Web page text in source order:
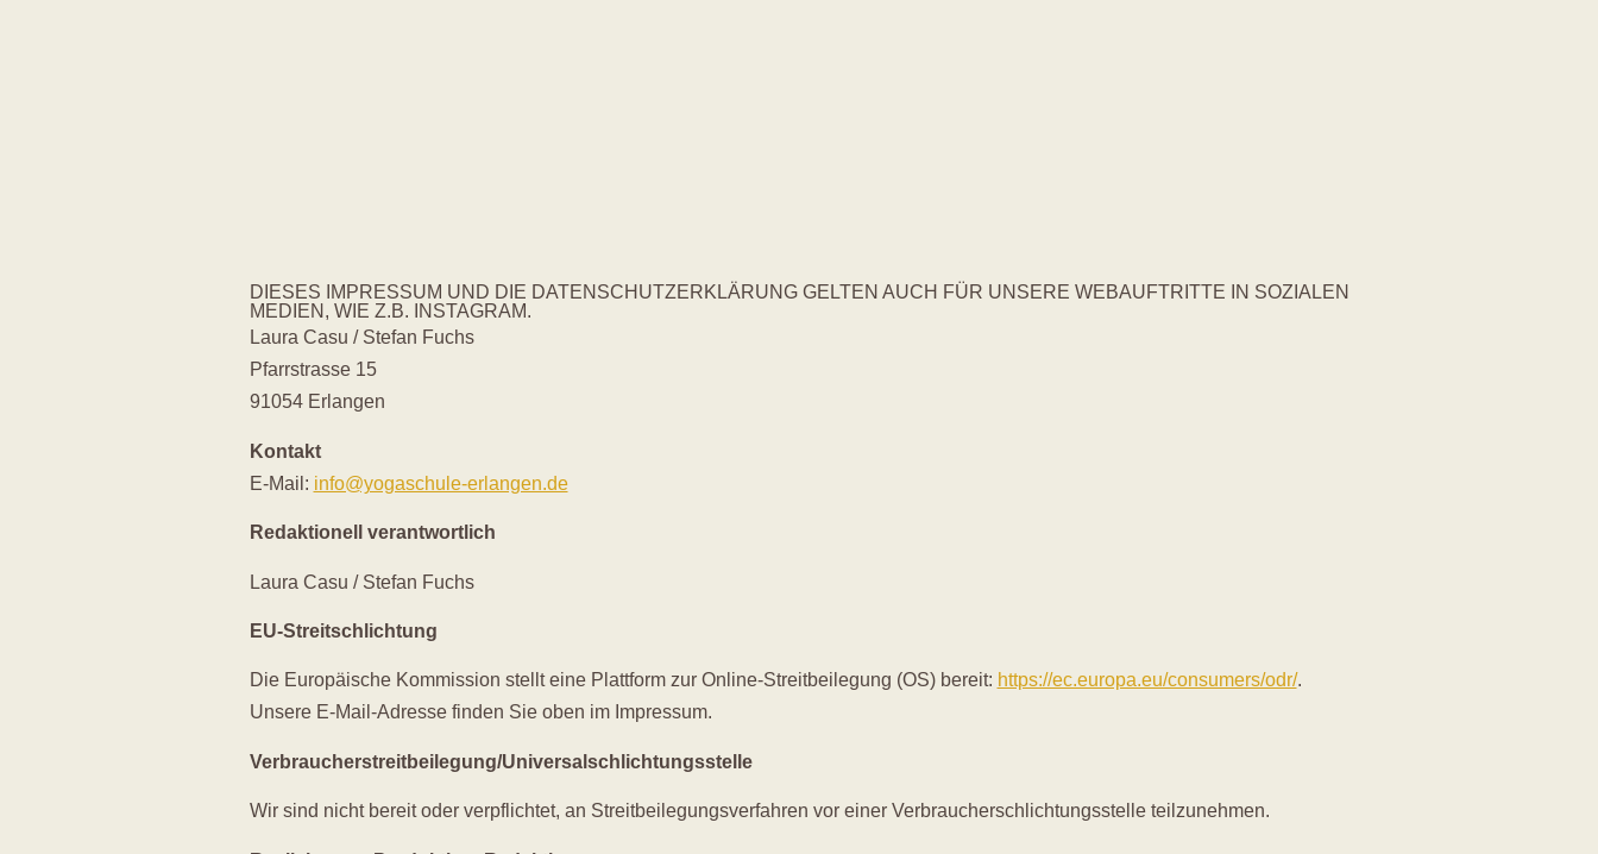
DIESES IMPRESSUM UND DIE DATENSCHUTZERKLÄRUNG GELTEN AUCH FÜR UNSERE WEBAUFTRITTE IN SOZIALEN
MEDIEN, WIE Z.B. INSTAGRAM.
Laura Casu / Stefan Fuchs
Pfarrstrasse 15
91054 Erlangen
Kontakt
E-Mail: info@yogaschule-erlangen.de
Redaktionell verantwortlich
Laura Casu / Stefan Fuchs
EU-Streitschlichtung
Die Europäische Kommission stellt eine Plattform zur Online-Streitbeilegung (OS) bereit: https://ec.europa.eu/consumers/odr/.
Unsere E-Mail-Adresse finden Sie oben im Impressum.
Verbraucher­streit­beilegung/Universal­schlichtungs­stelle
Wir sind nicht bereit oder verpflichtet, an Streitbeilegungsverfahren vor einer Verbraucherschlichtungsstelle teilzunehmen.